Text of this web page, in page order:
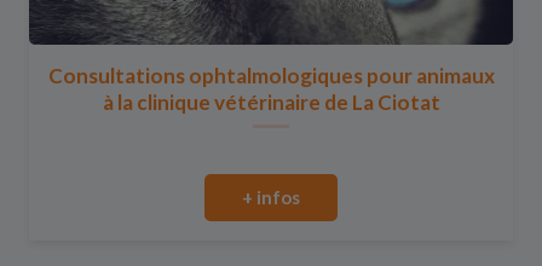
Consultations ophtalmologiques pour animaux
à la clinique vétérinaire de La Ciotat
+ infos